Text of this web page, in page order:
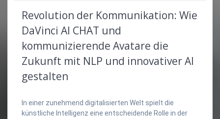
Revolution der Kommunikation: Wie
DaVinci AI CHAT und
kommunizierende Avatare die
Zukunft mit NLP und innovativer AI
gestalten
In einer zunehmend digitalisierten Welt spielt die
künstliche Intelligenz eine entscheidende Rolle in der